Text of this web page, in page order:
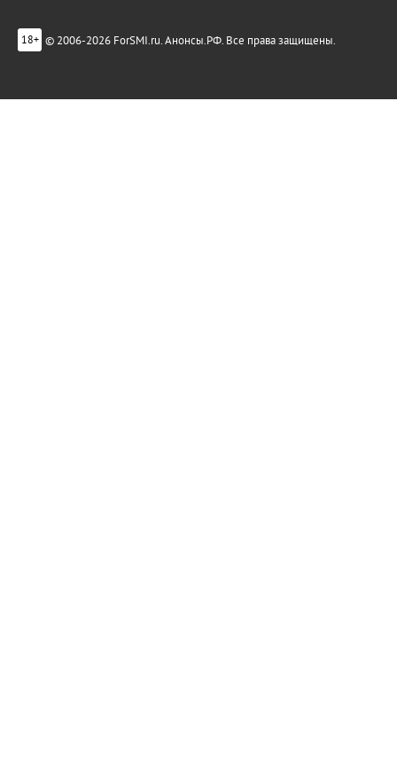
18+ © 2006-2026 ForSMI.ru. Анонсы.РФ. Все права защищены.